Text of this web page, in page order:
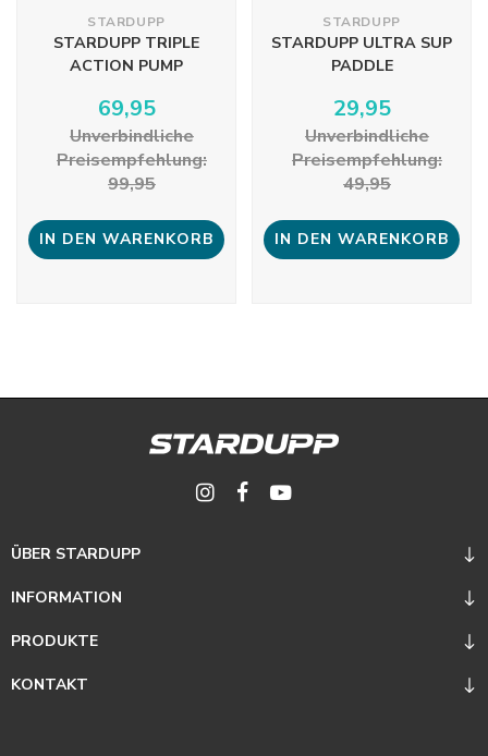
STARDUPP
STARDUPP TRIPLE
ACTION PUMP
69,95
Unverbindliche
Preisempfehlung:
99,95
IN DEN WARENKORB
STARDUPP
STARDUPP ULTRA SUP
PADDLE
29,95
Unverbindliche
Preisempfehlung:
49,95
IN DEN WARENKORB
ÜBER STARDUPP
INFORMATION
PRODUKTE
KONTAKT